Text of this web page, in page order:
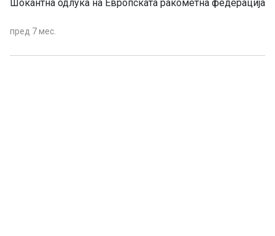
Шокантна одлука на Европската ракометна федерација
пред 7 мес.